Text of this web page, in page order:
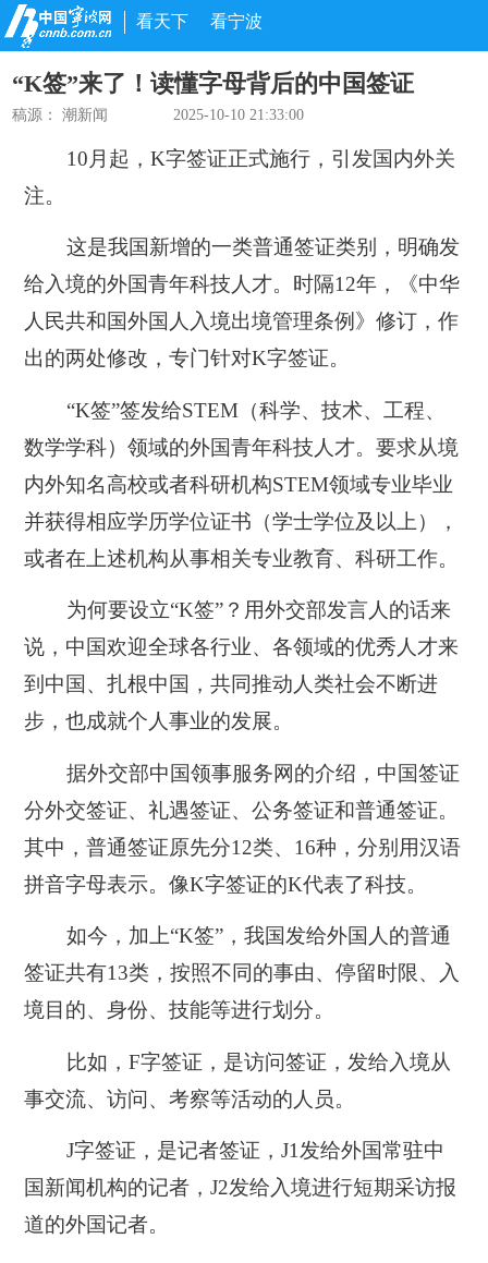
看天下 看宁波
“K签”来了！读懂字母背后的中国签证
稿源：潮新闻 2025-10-10 21:33:00
10月起，K字签证正式施行， 引发国内外关
注。
这是我国新增的一类普通签证类别，明确发
给入境的外国青年科技人才。时隔12年，《中华
人民共和国外国人入境出境管理条例》修订，作
出的两处修改，专门针对K字签证。
“K签”签发给STEM（科学、技术、工程、
数学学科）领域的外国青年科技人才。要求从境
内外知名高校或者科研机构STEM领域专业毕业
并获得相应学历学位证书（学士学位及以上），
或者在上述机构从事相关专业教育、科研工作。
为何要设立“K签”？用外交部发言人的话来
说，中国欢迎全球各行业、各领域的优秀人才来
到中国、扎根中国，共同推动人类社会不断进
步，也成就个人事业的发展。
据外交部中国领事服务网的介绍，中国签证
分外交签证、礼遇签证、公务签证和普通签证。
其中，普通签证原先分12类、16种，分别用汉语
拼音字母表示。像K字签证的K代表了科技。
如今，加上“K签”，我国发给外国人的普通
签证共有13类，按照不同的事由、停留时限、入
境目的、身份、技能等进行划分。
比如，F字签证，是访问签证，发给入境从
事交流、访问、考察等活动的人员。
J字签证，是记者签证，J1发给外国常驻中
国新闻机构的记者，J2发给入境进行短期采访报
道的外国记者。